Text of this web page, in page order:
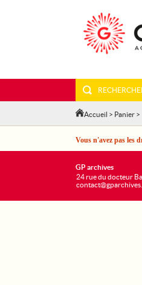
Accueil > Panier >
Vous n'avez pas les
GP archives
24 rue du docteur